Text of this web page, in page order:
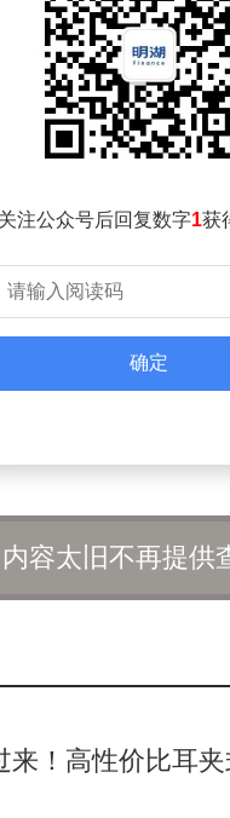
知识产权运营中心展
未来的发展趋势。这一
信息服务中心负责人王
过开展“四模块”实践，
中，创立的“北京邮电
秀成果，该中心在
的“三递进、三融合、
绩得到了上级领导和
建设过程中的诸多
造了有利条件。通过
度。
关注公众号后回复数字1获
确定
容太旧不再提供
来！高性价比耳